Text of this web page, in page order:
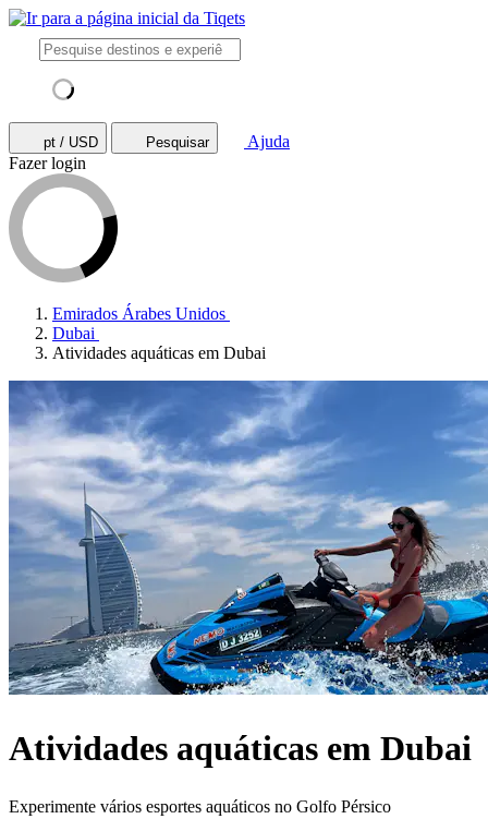
pt / USD Pesquisar
Ajuda
Fazer login
Emirados Árabes Unidos
Dubai
Atividades aquáticas em Dubai
Atividades aquáticas em Dubai
Experimente vários esportes aquáticos no Golfo Pérsico